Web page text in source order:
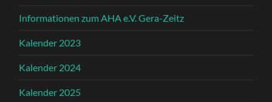
Informationen zum AHA e.V. Gera-Zeitz
Kalender 2023
Kalender 2024
Kalender 2025